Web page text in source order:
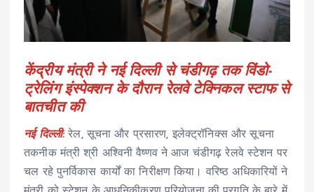
केंद्रीय मंत्री ने नई दिल्ली से चंडीगढ़ तक विंडो-
ट्रेलिंग इंस्पेक्शन के दौरान रेलवे टेक्निकल स्टाफ से
बातचीत की
नई दिल्ली:रेल, सूचना और प्रसारण, इलेक्ट्रॉनिक्स और सूचना
तकनीक मंत्री श्री अश्विनी वैष्णव ने आज चंडीगढ़ रेलवे स्टेशन पर
चल रहे पुनर्विकास कार्यों का निरीक्षण किया। वरिष्‍ठ अधिकारियों ने